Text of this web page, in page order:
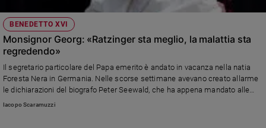
BENEDETTO XVI
Monsignor Georg: «Ratzinger sta meglio, la malattia sta
regredendo»
Il segretario particolare del Papa emerito è andato in vacanza nella natia
Foresta Nera in Germania. Nelle scorse settimane avevano creato allarme
le dichiarazioni del biografo Peter Seewald, che ha appena mandato alle
stampe una nuova opera monumentale
Iacopo Scaramuzzi